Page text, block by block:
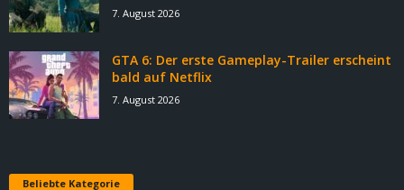
7. August 2026
GTA 6: Der erste Gameplay-Trailer erscheint
bald auf Netflix
7. August 2026
Beliebte Kategorie